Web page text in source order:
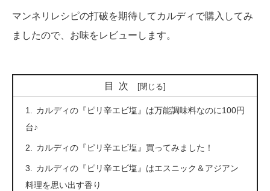
マンネリレシピの打破を期待してカルディで購入してみ
ましたので、お味をレビューします。
目次
カルディの『ピリ辛エビ塩』は万能調味料なのに100円
台♪
カルディの『ピリ辛エビ塩』買ってみました！
カルディの『ピリ辛エビ塩』はエスニック＆アジアン
料理を思い出す香り